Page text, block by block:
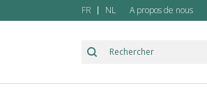
FR NL A propos de nous